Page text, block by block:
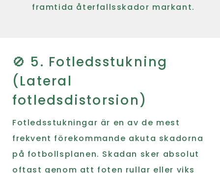
framtida återfallsskador markant.
🚫 5. Fotledsstukning
(Lateral
fotledsdistorsion)
Fotledsstukningar är en av de mest
frekvent förekommande akuta skadorna
på fotbollsplanen. Skadan sker absolut
oftast genom att foten rullar eller viks